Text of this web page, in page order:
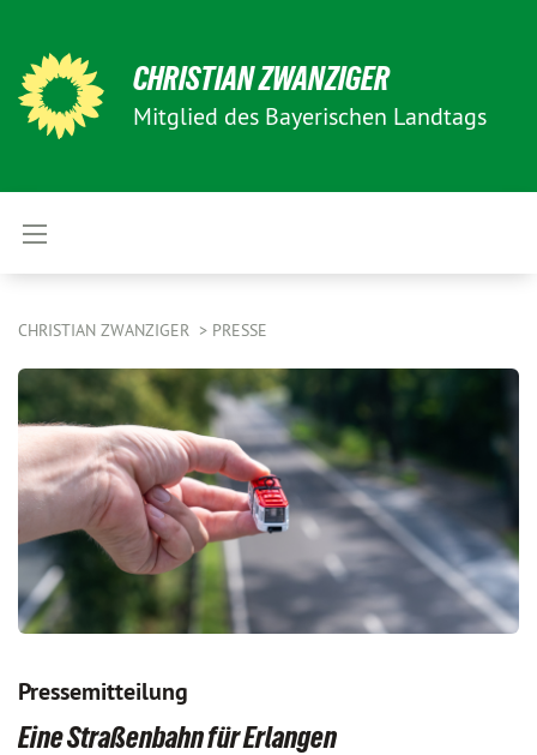
CHRISTIAN ZWANZIGER
Mitglied des Bayerischen Landtags
CHRISTIAN ZWANZIGER PRESSE
Pressemitteilung
Eine Straßenbahn für Erlangen